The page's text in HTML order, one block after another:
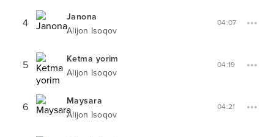
4
Janona
Alijon Isoqov
04:07
5
Ketma yorim
Alijon Isoqov
04:19
6
Maysara
Alijon Isoqov
04:21